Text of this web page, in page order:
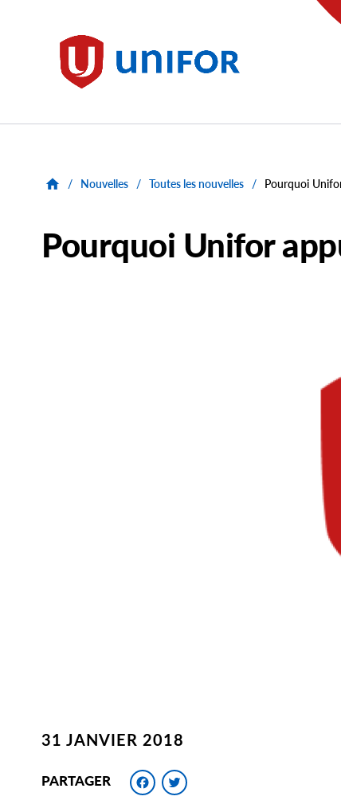
Unifor
/ Nouvelles / Toutes les nouvelles / Pourquoi
Pourquoi Unifor
31 JANVIER 2018
PARTAGER Facebook